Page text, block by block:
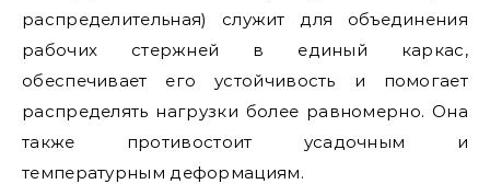
распределительная) служит для объединения
рабочих стержней в единый каркас,
обеспечивает его устойчивость и помогает
распределять нагрузки более равномерно. Она
также противостоит усадочным и
температурным деформациям.